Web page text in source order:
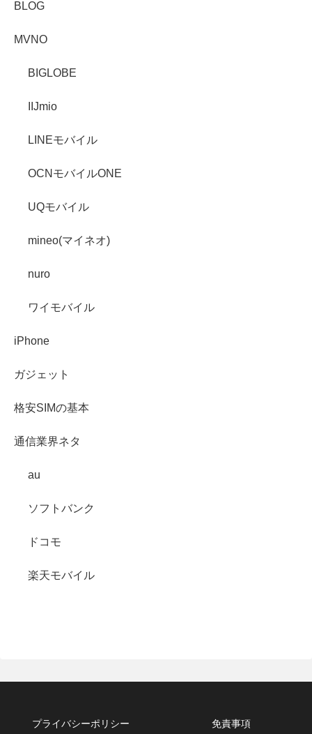
BLOG
MVNO
BIGLOBE
IIJmio
LINEモバイル
OCNモバイルONE
UQモバイル
mineo(マイネオ)
nuro
ワイモバイル
iPhone
ガジェット
格安SIMの基本
通信業界ネタ
au
ソフトバンク
ドコモ
楽天モバイル
プライバシーポリシー 免責事項